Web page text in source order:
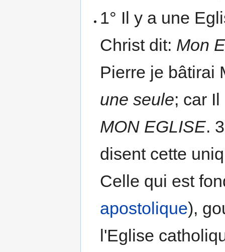
1° Il y a une
Christ dit: Mon
Pierre je bâtirai
une seule; car
MON EGLISE.
disent cette
Celle qui est
apostolique),
l'Eglise